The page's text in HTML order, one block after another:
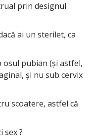
prin designul
ai un sterilet, ca
osul pubian (și astfel,
și nu sub cervix
scoatere, astfel că
sex ?